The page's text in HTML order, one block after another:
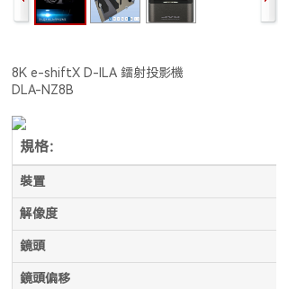
8K e-shiftX D-ILA 鐳射投影機
DLA-NZ8B
規格：
裝置
解像度
鏡頭
鏡頭偏移